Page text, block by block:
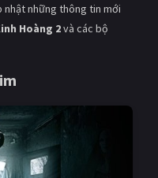
những thông tin mới
Hoàng 2và các bộ